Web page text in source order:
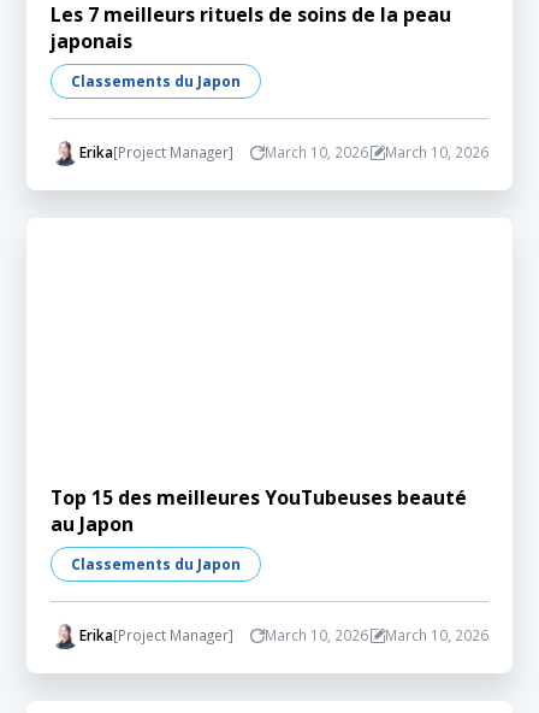
Les 7 meilleurs rituels de soins de la peau
japonais
Classements du Japon
Erika[Project Manager] March 10, 2026 March 10, 2026
Top 15 des meilleures YouTubeuses beauté
au Japon
Classements du Japon
Erika[Project Manager] March 10, 2026 March 10, 2026